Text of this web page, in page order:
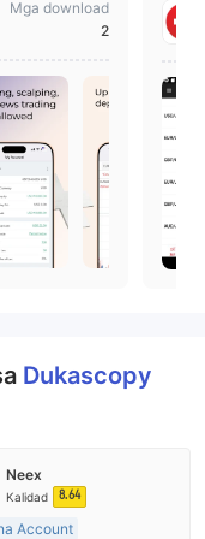
Mga download
2
Dukascopy
Neex
Kalidad 8.64
Account